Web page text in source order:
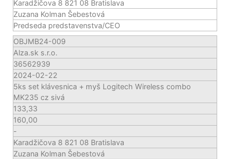
Karadžičova 8 821 08 Bratislava
Zuzana Kolman Šebestová
Predseda predstavenstva/CEO
OBJMB24-009
Alza.sk s.r.o.
36562939
2024-02-22
5ks set klávesnica + myš Logitech Wireless combo
MK235 cz sivá
133,33
160,00
-
Karadžičova 8 821 08 Bratislava
Zuzana Kolman Šebestová